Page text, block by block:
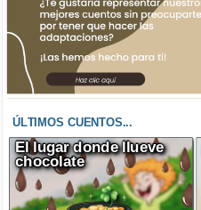
ÚLTIMOS CUENTOS...
El lugar donde llueve
chocolate